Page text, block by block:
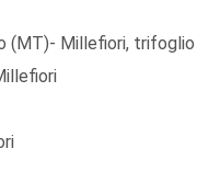
(MT)- Millefiori, trifoglio